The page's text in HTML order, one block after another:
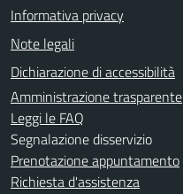
Informativa privacy
Note legali
Dichiarazione di accessibilità
Amministrazione trasparente
Leggi le FAQ
Segnalazione disservizio
Prenotazione appuntamento
Richiesta d'assistenza